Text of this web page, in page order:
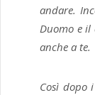
andare.
Duomo e il
anche a te.
Così dopo